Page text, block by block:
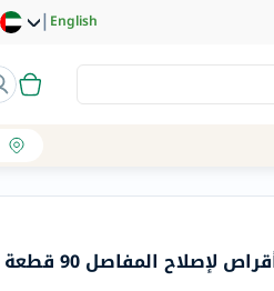
|English
لإصلاح المفاصل 90 قطعة